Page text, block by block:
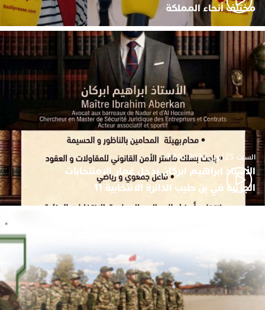
مختلف أنحاء المملكة
السبت 25 أبريل 2026 - 7:30
الأستاذ ابراهيم ابركان يدخل غمار الامنتخابات
الجزئية في بن طيب الدائرة الانتخابية 11